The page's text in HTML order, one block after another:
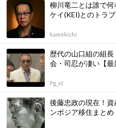
柳川竜二とは誰で
ケイ(KEI)とのトラ
kamekichi
歴代の山口組の組
会・司忍が凄い【最
Pg_st
後藤忠政の現在！
ンボジア移住まとめ